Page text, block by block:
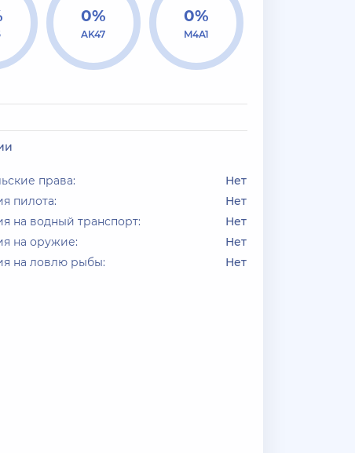
0%
AK47
0%
M4A1
права:
Нет
пилота:
Нет
на водный транспорт:
Нет
на оружие:
Нет
на ловлю рыбы:
Нет